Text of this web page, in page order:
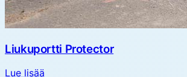
Liukuportti Protector
Lue lisää